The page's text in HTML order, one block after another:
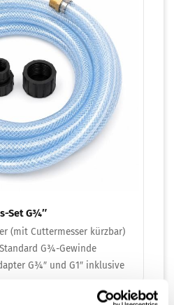
Set G¾″
(mit Cuttermesser kürzbar)
G¾-Gewinde
G¾″ und G1″ inklusive